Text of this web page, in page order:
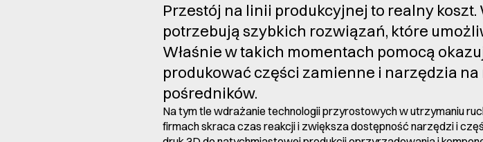
Przestój na linii produkcyjnej to realny koszt.
potrzebują szybkich rozwiązań, które
Właśnie w takich momentach pomocą
produkować części zamienne i narzędzia
pośredników.
Na tym tle wdrażanie technologii przyrostowych w utrzymaniu
firmach skraca czas reakcji i zwiększa dostępność narzędzi i